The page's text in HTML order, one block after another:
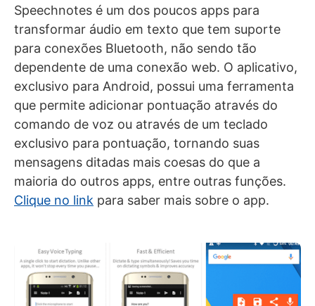
Speechnotes é um dos poucos apps para
transformar áudio em texto que tem suporte
para conexões Bluetooth, não sendo tão
dependente de uma conexão web. O aplicativo,
exclusivo para Android, possui uma ferramenta
que permite adicionar pontuação através do
comando de voz ou através de um teclado
exclusivo para pontuação, tornando suas
mensagens ditadas mais coesas do que a
maioria do outros apps, entre outras funções.
Clique no link para saber mais sobre o app.